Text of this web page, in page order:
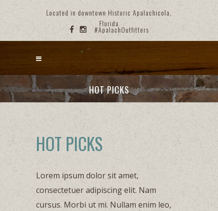
Located in downtown Historic Apalachicola,
Florida
#ApalachOutfitters
HOT PICKS
HOT PICKS
Lorem ipsum dolor sit amet,
consectetuer adipiscing elit. Nam
cursus. Morbi ut mi. Nullam enim leo,